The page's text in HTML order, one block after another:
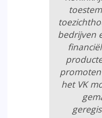
bedrijven
het VK